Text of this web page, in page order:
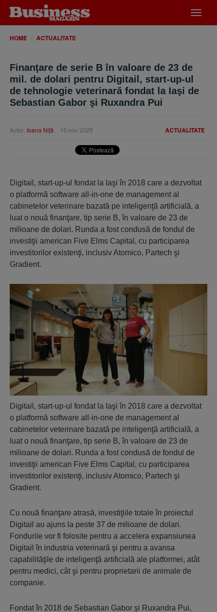
meniu
HOME ACTUALITATE
Finanţare de serie B în valoare de 23 de
mil. de dolari pentru Digitail, start-up-ul
de tehnologie veterinară fondat la Iaşi de
Sebastian Gabor şi Ruxandra Pui
ACTUALITATE
Autor: Ioana Niţă 10 nov 2025
Digitail, start-up-ul fondat la Iaşi în 2018 care a dezvoltat
o platformă software all-in-one de management al
cabinetelor veterinare bazată pe inteligenţă artificială, a
luat o nouă finanţare, tip serie B, în valoare de 23 de
milioane de dolari. Runda a fost condusă de fondul de
investiţii american Five Elms Capital, cu participarea
investitorilor existenţi, inclusiv Atomico, Partech şi
Gradient.
Digitail, start-up-ul fondat la Iaşi în 2018 care a dezvoltat
o platformă software all-in-one de management al
cabinetelor veterinare bazată pe inteligenţă artificială, a
luat o nouă finanţare, tip serie B, în valoare de 23 de
milioane de dolari. Runda a fost condusă de fondul de
investiţii american Five Elms Capital, cu participarea
investitorilor existenţi, inclusiv Atomico, Partech şi
Gradient.
Cu nouă finanţare atrasă, investiţiile totale în proiectul
Digitail au ajuns la peste 37 de milioane de dolari.
Fondurile vor fi folosite pentru a accelera expansiunea
Digitail în industria veterinară şi pentru a avansa
capabilităţile de inteligenţă artificială ale platformei, atât
pentru medici, cât şi pentru proprietarii de animale de
companie.
Fondat în 2018 de Sebastian Gabor şi Ruxandra Pui,